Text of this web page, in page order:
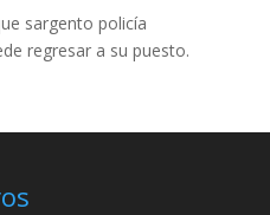
sargento policía
regresar a su puesto.